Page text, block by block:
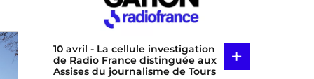
10 avril - La cellule investigation
de Radio France distinguée aux
Assises du journalisme de Tours
+